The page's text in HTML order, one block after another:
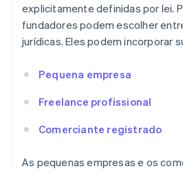
explicitamente definidas por lei.
fundadores podem escolher
jurídicas. Eles podem incorporar
Pequena empresa
Freelance profissional
Comerciante registrado
As pequenas empresas e os